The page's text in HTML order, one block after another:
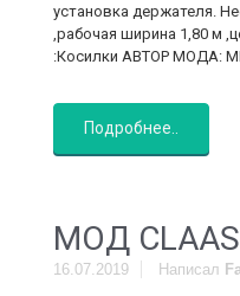
установка держателя.
,рабочая ширина 1,80 м
:Косилки АВТОР МОДА:
Подробнее..
MOД
16.07.2019 Написал